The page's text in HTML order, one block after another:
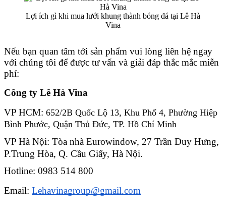
Lợi ích gì khi mua lưới khung thành bóng đá tại Lê Hà
Vina
Nếu bạn quan tâm tới sản phẩm vui lòng liên hệ ngay
với chúng tôi để được tư vấn và giải đáp thắc mắc miễn
phí:
Công ty Lê Hà Vina
VP HCM: 652/2B Quốc Lộ 13, Khu Phố 4, Phường Hiệp
Bình Phước, Quận Thủ Đức, TP. Hồ Chí Minh
VP Hà Nội: Tòa nhà Eurowindow, 27 Trần Duy Hưng,
P.Trung Hòa, Q. Cầu Giấy, Hà Nội.
Hotline: 0983 514 800
Email: Lehavinagroup@gmail.com